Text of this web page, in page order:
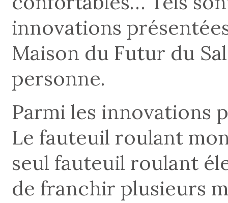
innovations
Maison du Futur du
personne.
Parmi les innovations
Le fauteuil roulant
seul fauteuil roulant
de franchir plusieurs